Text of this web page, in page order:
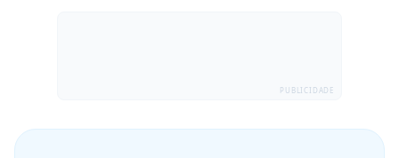
PUBLICIDADE